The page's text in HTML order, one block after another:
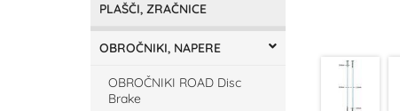
PLAŠČI, ZRAČNICE
OBROČNIKI, NAPERE
OBROČNIKI ROAD Disc
Brake